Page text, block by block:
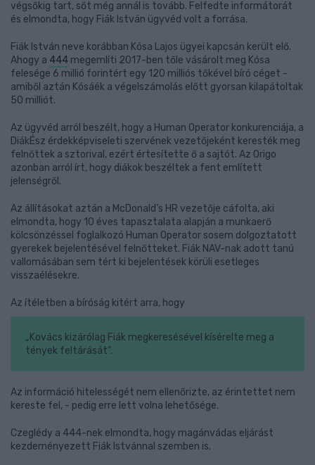
végsőkig tart, sőt még annál is tovább. Felfedte informátorát
és elmondta, hogy Fiák István ügyvéd volt a forrása.
Fiák István neve korábban Kósa Lajos ügyei kapcsán került elő.
Ahogy a 444 megemlíti 2017-ben tőle vásárolt meg Kósa
felesége 6 millió forintért egy 120 milliós tőkével bíró céget -
amiből aztán Kósáék a végelszámolás előtt gyorsan kilapátoltak
50 milliót.
Az ügyvéd arról beszélt, hogy a Human Operator konkurenciája, a
DiákÉsz érdekképviseleti szervének vezetőjeként keresték meg
felnőttek a sztorival, ezért értesítette ő a sajtót. Az Origo
azonban arról írt, hogy diákok beszéltek a fent említett
jelenségről.
Az állításokat aztán a McDonald’s HR vezetője cáfolta, aki
elmondta, hogy 10 éves tapasztalata alapján a munkaerő
kölcsönzéssel foglalkozó Human Operator sosem dolgoztatott
gyerekek bejelentésével felnőtteket. Fiák NAV-nak adott tanú
vallomásában sem tért ki bejelentések körüli esetleges
visszaélésekre.
Az ítéletben a bíróság kitért arra, hogy
„Kovács kizárólag Fiák megkeresésével kísérelte meg a
tények feltárását”.
Az információ hitelességét nem ellenőrizte, az érintettet nem
kereste fel, - pedig erre lett volna lehetősége.
Czeglédy a 444-nek elmondta, hogy magánvádas eljárást
kezdeményezett Fiák Istvánnal szemben is.